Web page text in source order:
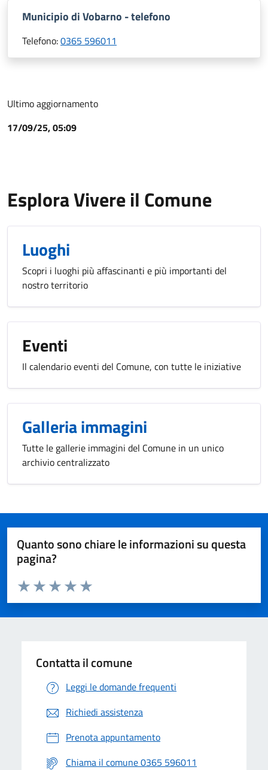
Municipio di Vobarno - telefono
Telefono:0365 596011
Ultimo aggiornamento
17/09/25, 05:09
Esplora Vivere il Comune
Luoghi
Scopri i luoghi più affascinanti e più importanti del
nostro territorio
Eventi
Il calendario eventi del Comune, con tutte le iniziative
Galleria immagini
Tutte le gallerie immagini del Comune in un unico
archivio centralizzato
Quanto sono chiare le informazioni su questa
pagina?
Valuta da 1 a 5 stelle la pagina
Valuta 5 stelle su 5
Valuta 4 stelle su 5
Valuta 3 stelle su 5
Valuta 2 stelle su 5
Valuta 1 stelle su 5
Contatta il comune
Leggi le domande frequenti
Richiedi assistenza
Prenota appuntamento
Chiama il comune 0365 596011